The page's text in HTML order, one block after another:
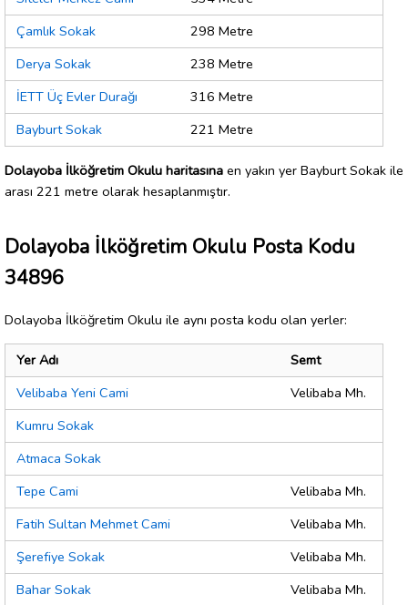
Çamlık Sokak
298 Metre
Derya Sokak
238 Metre
İETT Üç Evler Durağı
316 Metre
Bayburt Sokak
221 Metre
Dolayoba İlköğretim Okulu haritasına en yakın yer Bayburt Sokak ile
arası 221 metre olarak hesaplanmıştır.
Dolayoba İlköğretim Okulu Posta Kodu
34896
Dolayoba İlköğretim Okulu ile aynı posta kodu olan yerler:
Yer Adı
Semt
Velibaba Yeni Cami
Velibaba Mh.
Kumru Sokak
Atmaca Sokak
Tepe Cami
Velibaba Mh.
Fatih Sultan Mehmet Cami
Velibaba Mh.
Şerefiye Sokak
Velibaba Mh.
Bahar Sokak
Velibaba Mh.